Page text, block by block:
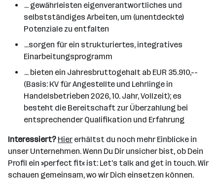
... gewährleisten eigenverantwortliches und
selbstständiges Arbeiten, um (unentdeckte)
Potenziale zu entfalten
...sorgen für ein strukturiertes, integratives
Einarbeitungsprogramm
... bieten ein Jahresbruttogehalt ab EUR 35.910,--
(Basis: KV für Angestellte und Lehrlinge in
Handelsbetrieben 2026, 10. Jahr, Vollzeit); es
besteht die Bereitschaft zur Überzahlung bei
entsprechender Qualifikation und Erfahrung
Interessiert? Hier erhältst du noch mehr Einblicke in
unser Unternehmen. Wenn Du Dir unsicher bist, ob Dein
Profil ein »perfect fit« ist: Let's talk and get in touch. Wir
schauen gemeinsam, wo wir Dich einsetzen können.